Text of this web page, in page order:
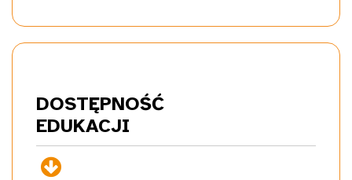
DOSTĘPNOŚĆ
EDUKACJI
+